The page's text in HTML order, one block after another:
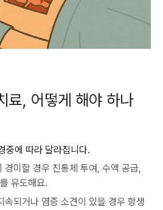
료, 어떻게 해야 하나
중에 따라 달라집니다.
경미할 경우 진통제 투여, 수액 공급,
유도해요.
속되거나 염증 소견이 있을 경우 항생